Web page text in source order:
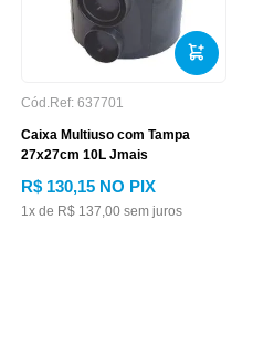
Cód.Ref: 637701
Caixa Multiuso com Tampa
27x27cm 10L Jmais
R$ 130,15 NO PIX
1x de R$ 137,00 sem juros